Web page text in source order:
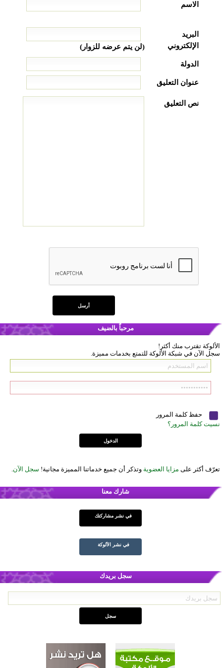
الاسم
البريد
الإلكتروني
(لن يتم عرضه للزوار)
الدولة
عنوان التعليق
نص التعليق
مرحباً بالضيف
الألوكة تقترب منك أكثر!
سجل الآن في شبكة الألوكة للتمتع بخدمات مميزة.
حفظ كلمة المرور
نسيت كلمة المرور؟
تعرّف أكثر على مزايا العضوية وتذكر أن جميع خدماتنا المميزة مجانية! سجل الآن.
شارك معنا
في نشر مشاركتك
في نشر الألوكة
سجل بريدك